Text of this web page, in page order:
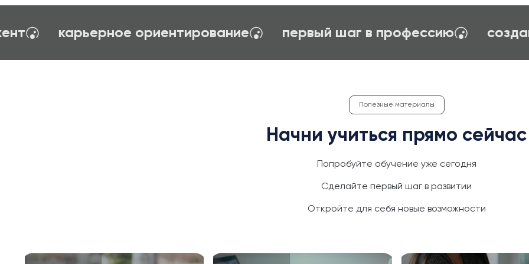
управления тайм-менеджент карьерное ориентирование
Полезные материалы
Начни учиться прямо сейчас
Попробуйте обучение уже сегодня
Сделайте первый шаг в развитии
Откройте для себя новые возможности